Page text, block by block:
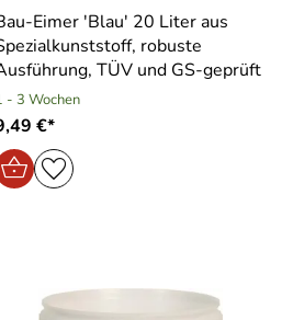
Eimer ′Blau′ 20 Liter aus
robuste
TÜV und GS-geprüft
- 3 Wochen
€*